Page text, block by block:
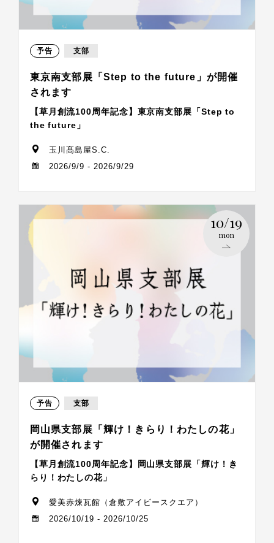
予告 支部
東京南支部展「Step to the future」が開催
されます
【草月創流100周年記念】東京南支部展「Step to
the future」
玉川髙島屋S.C.
2026/9/9 - 2026/9/29
10/19
mon
予告 支部
岡山県支部展「輝け！きらり！わたしの花」
が開催されます
【草月創流100周年記念】岡山県支部展「輝け！き
らり！わたしの花」
愛美赤煉瓦館（倉敷アイビースクエア）
2026/10/19 - 2026/10/25